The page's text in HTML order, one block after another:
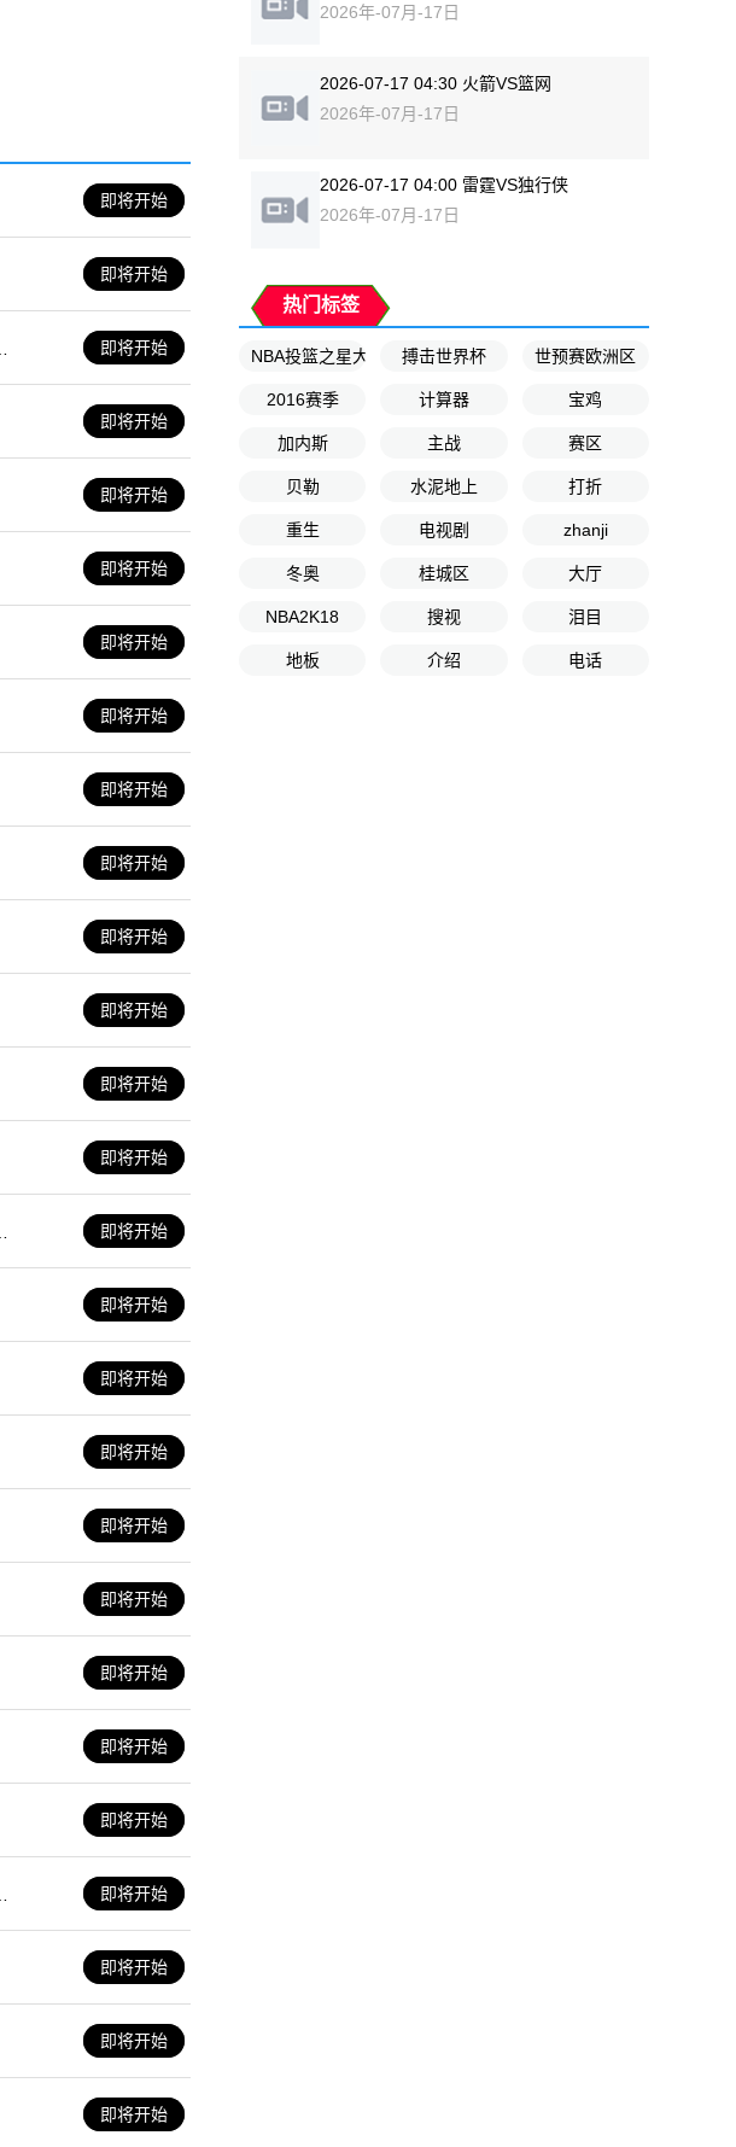
即将开始
即将开始
即将开始
即将开始
即将开始
即将开始
即将开始
即将开始
即将开始
即将开始
即将开始
即将开始
即将开始
即将开始
即将开始
即将开始
即将开始
即将开始
即将开始
即将开始
即将开始
即将开始
即将开始
即将开始
即将开始
即将开始
即将开始
2026年-07月-17日
2026-07-17 04:30 火箭VS篮网
2026年-07月-17日
2026-07-17 04:00 雷霆VS独行侠
2026年-07月-17日
热门标签
NBA投篮之星大赛 搏击世界杯 世预赛欧洲区
2016赛季 计算器 宝鸡
加内斯 主战 赛区
贝勒 水泥地上 打折
重生 电视剧 zhanji
冬奥 桂城区 大厅
NBA2K18 搜视 泪目
地板 介绍 电话